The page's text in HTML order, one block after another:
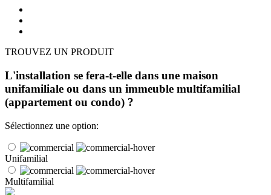
TROUVEZ UN PRODUIT
L'installation se fera-t-elle dans une maison
unifamiliale ou dans un immeuble multifamilial
(appartement ou condo) ?
Sélectionnez une option:
Unifamilial
Multifamilial